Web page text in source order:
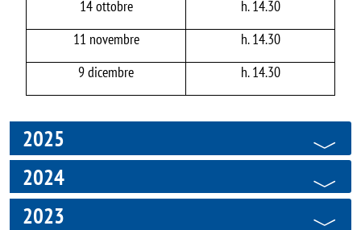
14 ottobre
h. 14.30
11 novembre
h. 14.30
9 dicembre
h. 14.30
2025
2024
2023